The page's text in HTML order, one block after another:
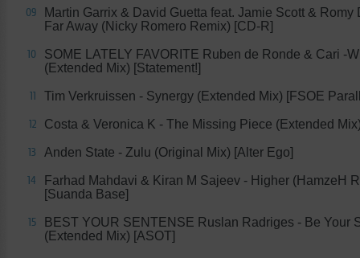
09
Martin Garrix & David Guetta feat. Jamie Scott & Romy
Far Away (Nicky Romero Remix) [CD-R]
10
SOME LATELY FAVORITE Ruben de Ronde & Cari -
(Extended Mix) [Statement!]
11 Tim Verkruissen - Synergy (Extended Mix) [FSOE
12 Costa & Veronica K - The Missing Piece (Extended
13 Anden State - Zulu (Original Mix) [Alter Ego]
14
Farhad Mahdavi & Kiran M Sajeev - Higher (HamzeH
[Suanda Base]
15
BEST YOUR SENTENSE Ruslan Radriges - Be Your
(Extended Mix) [ASOT]